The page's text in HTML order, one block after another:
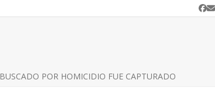
BUSCADO POR HOMICIDIO FUE CAPTURADO